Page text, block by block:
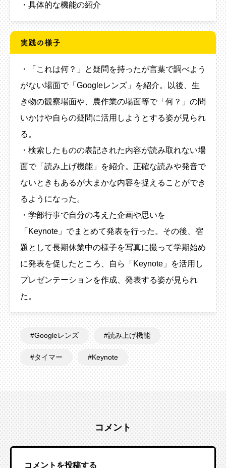
・具体的な機能の紹介
実践の様子
・「これは何？」と疑問を持ったが言葉で調べよう
がない場面で「Googleレンズ」を紹介。以後、生
き物の観察場面や、農作業の場面等で「何？」の問
いかけや自らの疑問に活用しようとする姿が見られ
る。
・検索したものの表記された内容が読み取れない場
面で「読み上げ機能」を紹介。正確な読みや発音で
ないときもあるが大まかな内容を捉えることができ
るようになった。
・学部行事で自分の考えた企画や思いを
「Keynote」でまとめて発表を行った。その後、宿
題として長期休業中の様子を写真に撮って学期始め
に発表を促したところ、自ら「Keynote」を活用し
プレゼンテーションを作成、発表する姿が見られ
た。
Googleレンズ 読み上げ機能
タイマー Keynote
コメント
コメントを投稿する